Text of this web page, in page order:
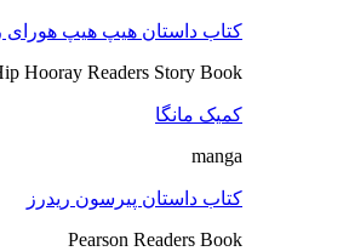
کتاب داستان هیپ هیپ هورای
Hooray Readers Story Book
کمیک مانگا
manga
کتاب داستان پیرسون ریدرز
Pearson Readers Book